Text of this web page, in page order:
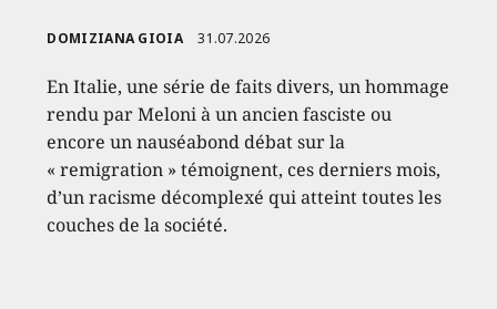
DOMIZIANA GIOIA 31.07.2026
En Italie, une série de faits divers, un hommage
rendu par Meloni à un ancien fasciste ou
encore un nauséabond débat sur la
« remigration » témoignent, ces derniers mois,
d’un racisme décomplexé qui atteint toutes les
couches de la société.